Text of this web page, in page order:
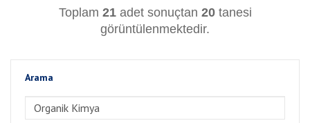
Toplam 21adet sonuçtan 20tanesi
görüntülenmektedir.
Arama